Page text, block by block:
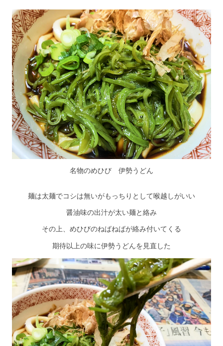
名物のめひび 伊勢うどん
麺は太麺でコシは無いがもっちりとして喉越しがいい
醤油味の出汁が太い麺と絡み
その上、めひびのねばねばが絡み付いてくる
期待以上の味に伊勢うどんを見直した